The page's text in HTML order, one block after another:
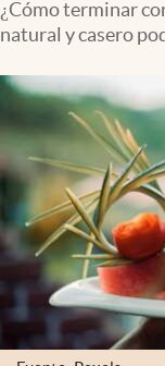
PC y mobile
USA
¿Cómo terminar
natural y casero